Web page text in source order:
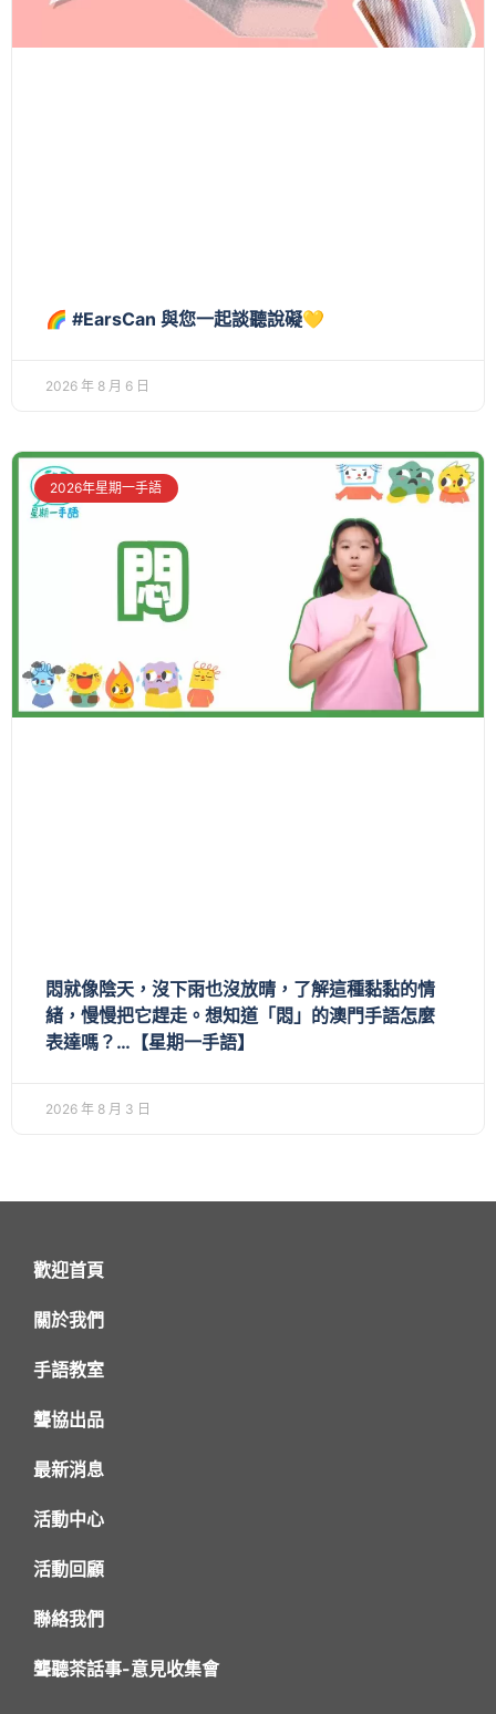
🌈 #EarsCan 與您一起談聽說礙💛
2026 年 8 月 6 日
2026年星期一手語
悶就像陰天，沒下雨也沒放晴，了解這種黏黏的情
緒，慢慢把它趕走。想知道「悶」的澳門手語怎麼
表達嗎？…【星期一手語】
2026 年 8 月 3 日
歡迎首頁
關於我們
手語教室
聾協出品
最新消息
活動中心
活動回顧
聯絡我們
聾聽茶話事-意見收集會